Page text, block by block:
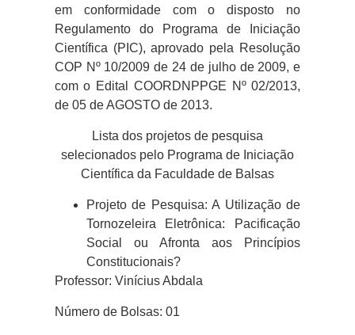
em conformidade com o disposto no
Regulamento do Programa de Iniciação
Científica (PIC), aprovado pela Resolução
COP Nº 10/2009 de 24 de julho de 2009, e
com o Edital COORDNPPGE Nº 02/2013,
de 05 de AGOSTO de 2013.
Lista dos projetos de pesquisa
selecionados pelo Programa de Iniciação
Científica da Faculdade de Balsas
Projeto de Pesquisa: A Utilização de
Tornozeleira Eletrônica: Pacificação
Social ou Afronta aos Princípios
Constitucionais?
Professor: Vinícius Abdala
Número de Bolsas: 01